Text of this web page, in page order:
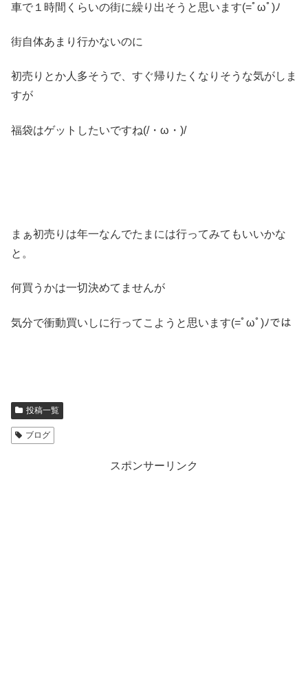
車で１時間くらいの街に繰り出そうと思います(=ﾟωﾟ)ﾉ
街自体あまり行かないのに
初売りとか人多そうで、すぐ帰りたくなりそうな気がしま
すが
福袋はゲットしたいですね(/・ω・)/
まぁ初売りは年一なんでたまには行ってみてもいいかな
と。
何買うかは一切決めてませんが
気分で衝動買いしに行ってこようと思います(=ﾟωﾟ)ﾉでは
投稿一覧
ブログ
スポンサーリンク